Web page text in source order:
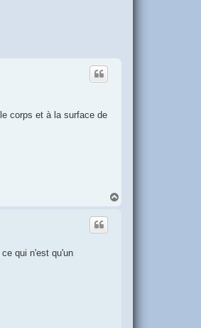
corps et à la surface de
qui n'est qu'un